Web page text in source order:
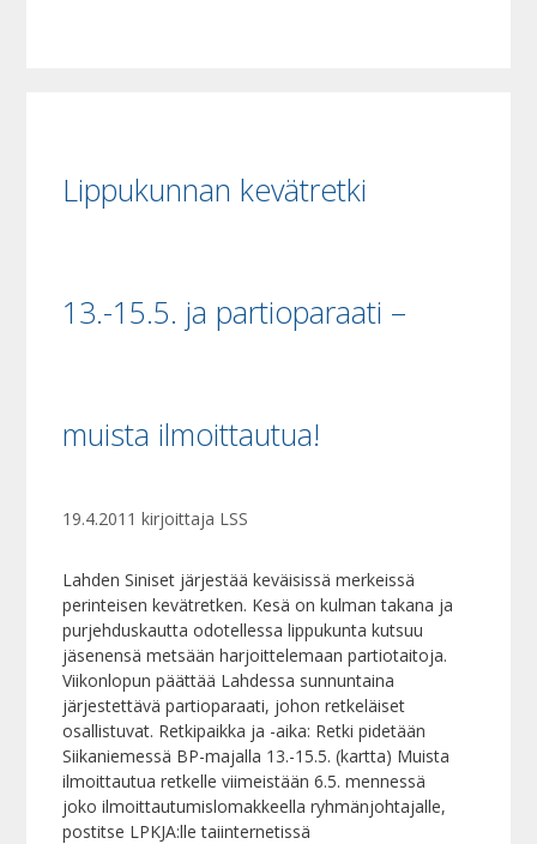
Lippukunnan kevätretki
13.-15.5. ja partioparaati –
muista ilmoittautua!
19.4.2011 kirjoittaja LSS
Lahden Siniset järjestää keväisissä merkeissä
perinteisen kevätretken. Kesä on kulman takana ja
purjehduskautta odotellessa lippukunta kutsuu
jäsenensä metsään harjoittelemaan partiotaitoja.
Viikonlopun päättää Lahdessa sunnuntaina
järjestettävä partioparaati, johon retkeläiset
osallistuvat. Retkipaikka ja -aika: Retki pidetään
Siikaniemessä BP-majalla 13.-15.5. (kartta) Muista
ilmoittautua retkelle viimeistään 6.5. mennessä
joko ilmoittautumislomakkeella ryhmänjohtajalle,
postitse LPKJA:lle taiinternetissä